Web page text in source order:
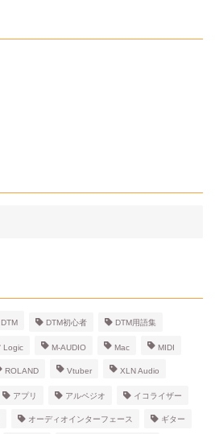
DTM DTM初心者 DTM用語集
Logic M-AUDIO Mac MIDI
ROLAND Vtuber XLN Audio
アプリ アルペジオ イコライザー
オーディオインターフェース ギター